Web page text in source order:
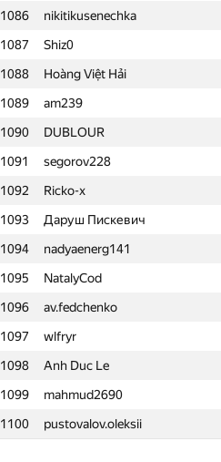
1086
nikitikusenechka
1087
Shiz0
1088
Hoàng Việt Hải
1089
am239
1090
DUBLOUR
1091
segorov228
1092
Ricko-x
1093
Даруш Пискевич
1094
nadyaenerg141
1095
NatalyCod
1096
av.fedchenko
1097
wlfryr
1098
Anh Duc Le
1099
mahmud2690
1100
pustovalov.oleksii
1063
Yufan Huang
1064
vasnikserg
1065
oYASo
1066
kogyblack
1067
Александр Гаев
1068
maxymshymon
1069
Gabriel Fernandes
1070
minhpdn
1071
Lerto1L
1072
verytable
1073
Капитанов Андрей
1074
godeeper
1075
maxinua
1076
daniil.kudryavtseff
1077
KozelkoS